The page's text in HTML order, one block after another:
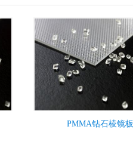
PMMA钻石棱镜板